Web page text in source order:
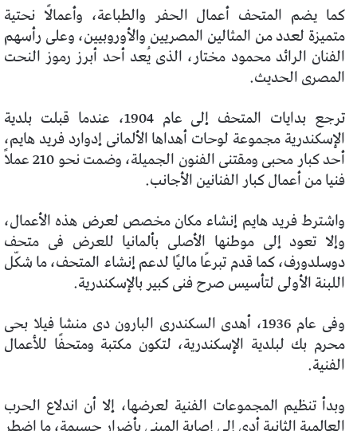
كما يضم المتحف أعمال الحفر والطباعة، وأعمالًا نحتية
متميزة لعدد من المثالين المصريين والأوروبيين، وعلى رأسهم
الفنان الرائد محمود مختار، الذى يُعد أحد أبرز رموز النحت
المصرى الحديث.
ترجع بدايات المتحف إلى عام 1904، عندما قبلت بلدية
الإسكندرية مجموعة لوحات أهداها الألمانى إدوارد فريد هايم،
أحد كبار محبى ومقتنى الفنون الجميلة، وضمت نحو 210 عملاً
فنيا من أعمال كبار الفنانين الأجانب.
واشترط فريد هايم إنشاء مكان مخصص لعرض هذه الأعمال،
وإلا تعود إلى موطنها الأصلى بألمانيا للعرض فى متحف
دوسلدورف، كما قدم تبرعًا ماليًا لدعم إنشاء المتحف، ما شكّل
اللبنة الأولى لتأسيس صرح فنى كبير بالإسكندرية.
وفى عام 1936، أهدى السكندرى البارون دى منشا فيلا بحى
محرم بك لبلدية الإسكندرية، لتكون مكتبة ومتحفًا للأعمال
الفنية.
وبدأ تنظيم المجموعات الفنية لعرضها، إلا أن اندلاع الحرب